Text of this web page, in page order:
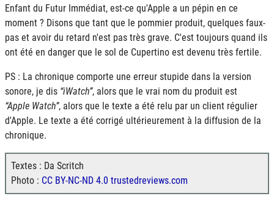
Enfant du Futur Immédiat, est-ce qu'Apple a un pépin en ce
moment ? Disons que tant que le pommier produit, quelques faux-
pas et avoir du retard n'est pas très grave. C'est toujours quand ils
ont été en danger que le sol de Cupertino est devenu très fertile.
PS : La chronique comporte une erreur stupide dans la version
sonore, je dis iWatch , alors que le vrai nom du produit est
Apple Watch , alors que le texte a été relu par un client régulier
d'Apple. Le texte a été corrigé ultérieurement à la diffusion de la
chronique.
Textes : Da Scritch
Photo : CC BY-NC-ND 4.0 trustedreviews.com